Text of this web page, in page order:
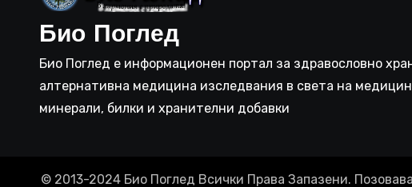
Био Поглед
Био Поглед е информационен портал за здравословно
алтернативна медицина изследвания в света на
минерали, билки и хранителни добавки
© 2013-2024 Био Поглед Всички Права Запазени.